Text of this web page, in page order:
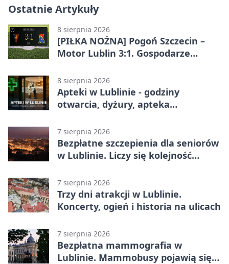
Ostatnie Artykuły
8 sierpnia 2026
[PIŁKA NOŻNA] Pogoń Szczecin –
Motor Lublin 3:1. Gospodarze
Ekstraklasy
8 sierpnia 2026
Apteki w Lublinie - godziny
otwarcia, dyżury, apteka
7 sierpnia 2026
Bezpłatne szczepienia dla seniorów
w Lublinie. Liczy się kolejność
7 sierpnia 2026
Trzy dni atrakcji w Lublinie.
Koncerty, ogień i historia na ulicach
7 sierpnia 2026
Bezpłatna mammografia w
Lublinie. Mammobusy pojawią się